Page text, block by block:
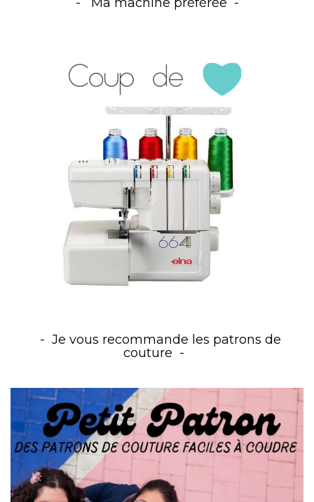
Je vous recommande les patrons de
couture